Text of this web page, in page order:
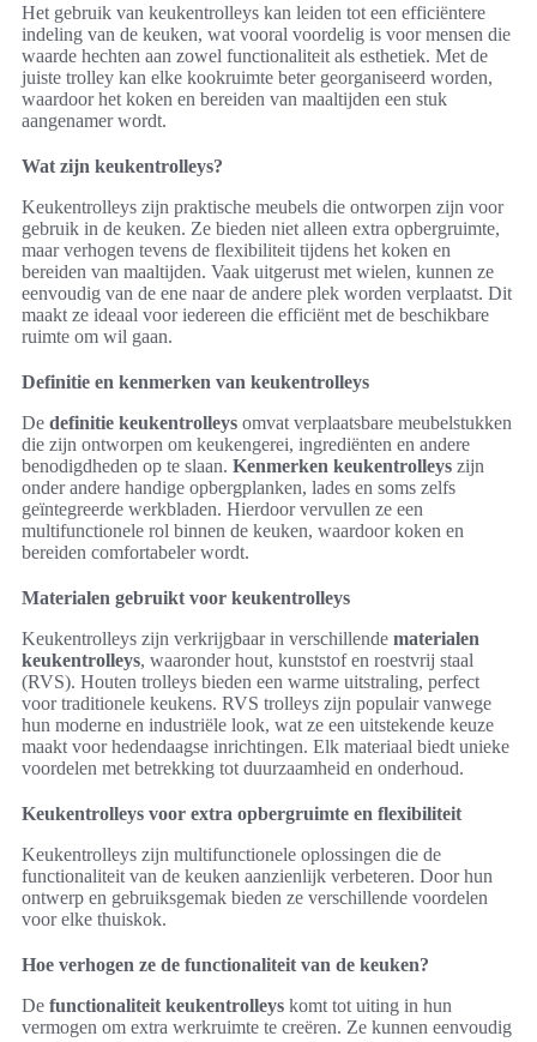
Het gebruik van keukentrolleys kan leiden tot een efficiëntere
indeling van de keuken, wat vooral voordelig is voor mensen die
waarde hechten aan zowel functionaliteit als esthetiek. Met de
juiste trolley kan elke kookruimte beter georganiseerd worden,
waardoor het koken en bereiden van maaltijden een stuk
aangenamer wordt.
Wat zijn keukentrolleys?
Keukentrolleys zijn praktische meubels die ontworpen zijn voor
gebruik in de keuken. Ze bieden niet alleen extra opbergruimte,
maar verhogen tevens de flexibiliteit tijdens het koken en
bereiden van maaltijden. Vaak uitgerust met wielen, kunnen ze
eenvoudig van de ene naar de andere plek worden verplaatst. Dit
maakt ze ideaal voor iedereen die efficiënt met de beschikbare
ruimte om wil gaan.
Definitie en kenmerken van keukentrolleys
De definitie keukentrolleys omvat verplaatsbare meubelstukken
die zijn ontworpen om keukengerei, ingrediënten en andere
benodigdheden op te slaan. Kenmerken keukentrolleys zijn
onder andere handige opbergplanken, lades en soms zelfs
geïntegreerde werkbladen. Hierdoor vervullen ze een
multifunctionele rol binnen de keuken, waardoor koken en
bereiden comfortabeler wordt.
Materialen gebruikt voor keukentrolleys
Keukentrolleys zijn verkrijgbaar in verschillende materialen
keukentrolleys, waaronder hout, kunststof en roestvrij staal
(RVS). Houten trolleys bieden een warme uitstraling, perfect
voor traditionele keukens. RVS trolleys zijn populair vanwege
hun moderne en industriële look, wat ze een uitstekende keuze
maakt voor hedendaagse inrichtingen. Elk materiaal biedt unieke
voordelen met betrekking tot duurzaamheid en onderhoud.
Keukentrolleys voor extra opbergruimte en flexibiliteit
Keukentrolleys zijn multifunctionele oplossingen die de
functionaliteit van de keuken aanzienlijk verbeteren. Door hun
ontwerp en gebruiksgemak bieden ze verschillende voordelen
voor elke thuiskok.
Hoe verhogen ze de functionaliteit van de keuken?
De functionaliteit keukentrolleys komt tot uiting in hun
vermogen om extra werkruimte te creëren. Ze kunnen eenvoudig